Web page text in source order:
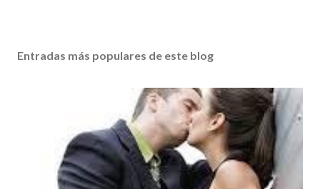
Entradas más populares de este blog